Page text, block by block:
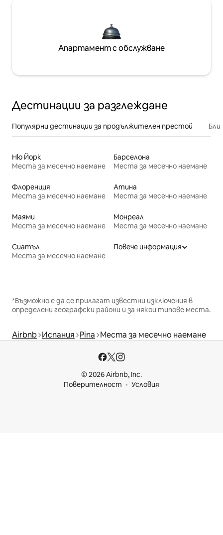
Апартамент с обслужване
Дестинации за разглеждане
Популярни дестинации за продължителен престой
Ню Йорк
Места за месечно наемане
Барселона
Места за месечно наемане
Флоренция
Места за месечно наемане
Атина
Места за месечно наемане
Маями
Места за месечно наемане
Монреал
Места за месечно наемане
Сиатъл
Места за месечно наемане
Повече информация
*Възможно е да се прилагат известни изключения в
определени географски райони и за някои типове места.
Airbnb Испания Pina Места за месечно наемане
© 2026 Airbnb, Inc.
Поверителност
Условия